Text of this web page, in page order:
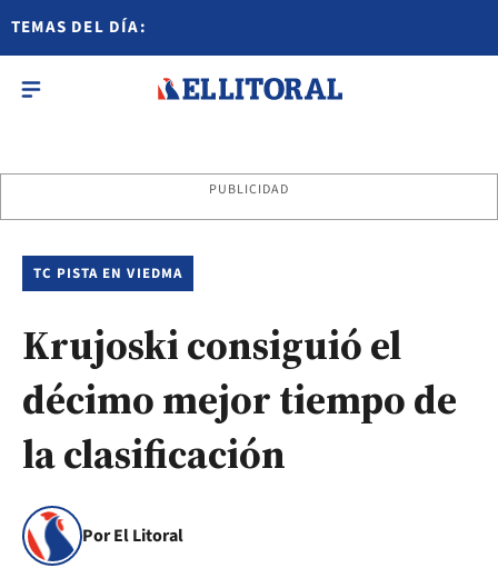
TEMAS DEL DÍA:
PUBLICIDAD
TC PISTA EN VIEDMA
Krujoski consiguió el
décimo mejor tiempo de
la clasificación
Por El Litoral